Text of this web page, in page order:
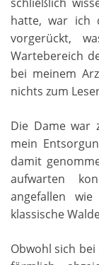
hatte, war ich
vorgerückt,
Wartebereich
bei meinem
nichts zum
Die Dame war
mein
damit
aufwarten
angefallen wie
klassische
Obwohl sich